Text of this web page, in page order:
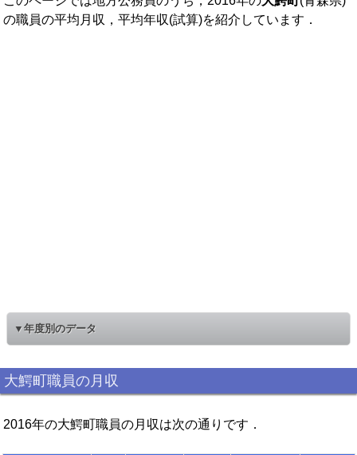
の職員の平均月収，平均年収(試算)を紹介しています．
▼年度別のデータ
大鰐町職員の月収
2016年の大鰐町職員の月収は次の通りです．